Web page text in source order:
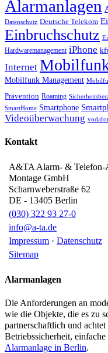
Alarmanlagen
Datenschutz Deutsche Telekom
Einbruchschutz
Hardwaremanagement iPhone
Internet
Mobilfunk Management
Prävention Roaming
SmartHome Smartphone
Videoüberwachung
Kontakt
A&TA Alarm- & Telefon-
Montage GmbH
Scharnweberstraße 62
DE - 13405 Berlin
(030) 322 93 27-0
info@a-ta.de
Impressum · Datenschutz
Sitemap
Alarmanlagen
Die Anforderungen an
wie die Objekte, die es zu
partnerschaftlich und
Betriebssicherheit,
Alarmanlage in Berlin.